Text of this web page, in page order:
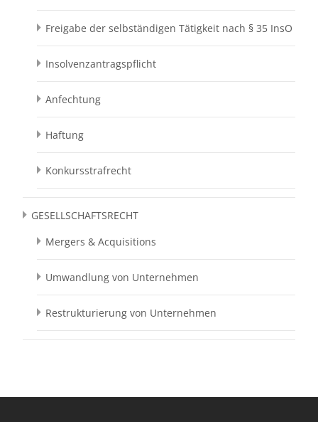
Freigabe der selbständigen Tätigkeit nach § 35 InsO
Insolvenzantragspflicht
Anfechtung
Haftung
Konkursstrafrecht
GESELLSCHAFTSRECHT
Mergers & Acquisitions
Umwandlung von Unternehmen
Restrukturierung von Unternehmen